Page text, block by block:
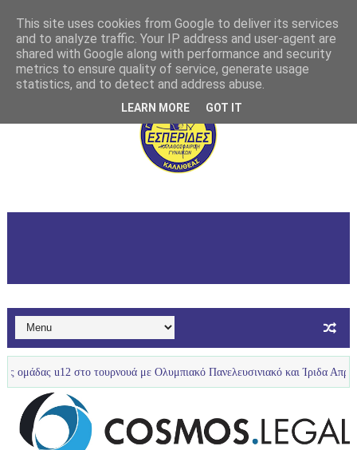
τουρνουά με Ολυμπιακό Πανελευσινιακό και Ίριδα Απροπύργου στο
This site uses cookies from Google to deliver its services
and to analyze traffic. Your IP address and user-agent are
shared with Google along with performance and security
metrics to ensure quality of service, generate usage
statistics, and to detect and address abuse.
LEARN MORE GOT IT